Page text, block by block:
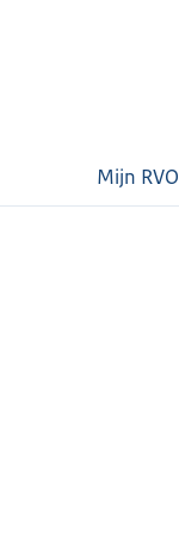
Mijn RVO